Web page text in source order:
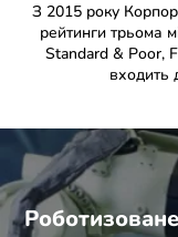
З 2015 року
рейтинги трьома
Standard & Poor,
входить